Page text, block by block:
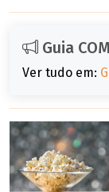
Guia
Ver tudo em: